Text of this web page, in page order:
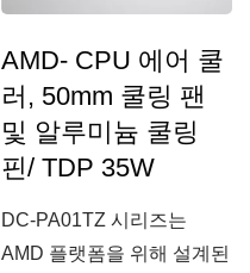
AMD- CPU 에어 쿨
러, 50mm 쿨링 팬
및 알루미늄 쿨링
핀/ TDP 35W
DC-PA01TZ 시리즈는
AMD 플랫폼을 위해 설계된